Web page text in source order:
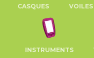
CASQUES VOILES
INSTRUMENTS